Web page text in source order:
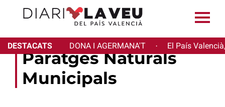
DESTACATS DONA I AGERMANA'T · El País
Paratges Naturals
Municipals